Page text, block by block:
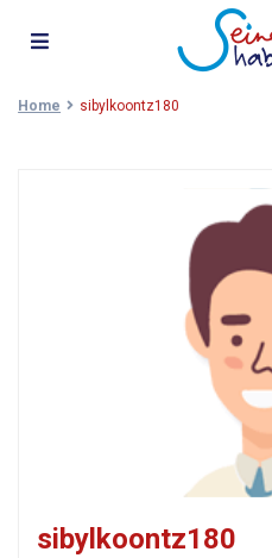
Home sibylkoontz180
sibylkoontz180